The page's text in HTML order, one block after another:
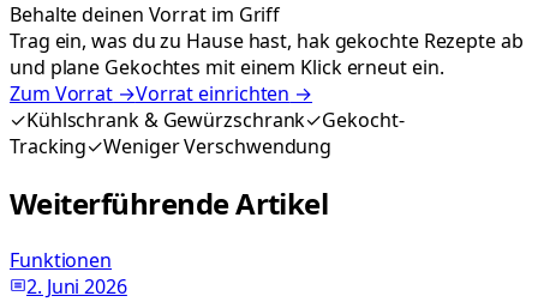
Behalte deinen Vorrat im Griff
Trag ein, was du zu Hause hast, hak gekochte Rezepte ab
und plane Gekochtes mit einem Klick erneut ein.
Zum Vorrat →Vorrat einrichten →
✓Kühlschrank & Gewürzschrank✓Gekocht-
Tracking✓Weniger Verschwendung
Weiterführende Artikel
Funktionen
2. Juni 2026